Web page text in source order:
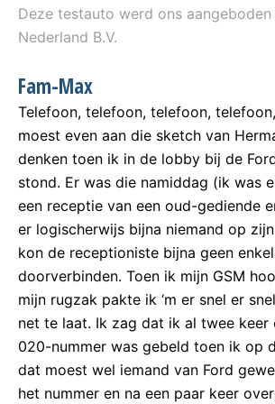
Deze testauto werd ons
Nederland B.V.
Fam-Max
Telefoon, telefoon, telefoon,
moest even aan die sketch van
denken toen ik in de lobby bij de
stond. Er was die namiddag (ik was
een receptie van een oud-gediende
er logischerwijs bijna niemand op
kon de receptioniste bijna geen
doorverbinden. Toen ik mijn GSM
mijn rugzak pakte ik ‘m er snel er
net te laat. Ik zag dat ik al twee keer
020-nummer was gebeld toen ik op
dat moest wel iemand van Ford
het nummer en na een paar keer